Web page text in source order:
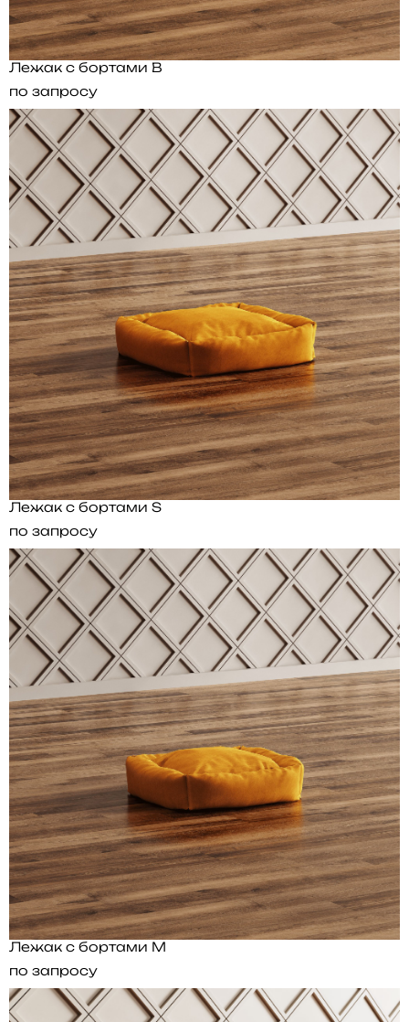
Лежак с бортами B
по запросу
Лежак с бортами S
по запросу
Лежак с бортами M
по запросу